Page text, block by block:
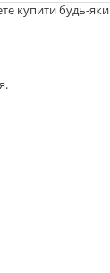
купити будь-